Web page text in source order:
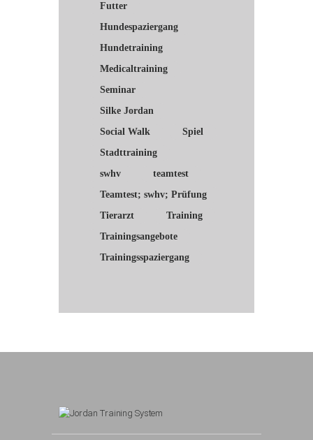
Futter
Hundespaziergang
Hundetraining
Medicaltraining
Seminar
Silke Jordan
Social Walk
Spiel
Stadttraining
swhv
teamtest
Teamtest; swhv; Prüfung
Tierarzt
Training
Trainingsangebote
Trainingsspaziergang